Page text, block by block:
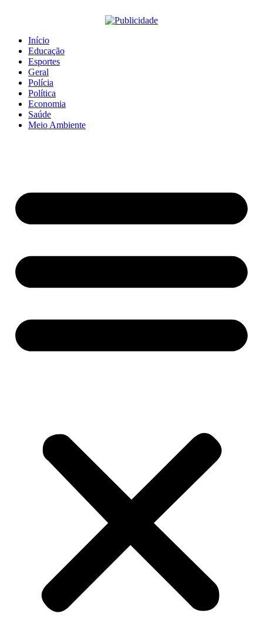
Início
Educação
Esportes
Geral
Polícia
Política
Economia
Saúde
Meio Ambiente